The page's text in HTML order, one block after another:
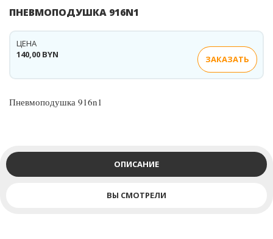
ПНЕВМОПОДУШКА 916N1
140,00 BYN
ЦЕНА
ЗАКАЗАТЬ
Пневмоподушка 916n1
ОПИСАНИЕ
ВЫ СМОТРЕЛИ